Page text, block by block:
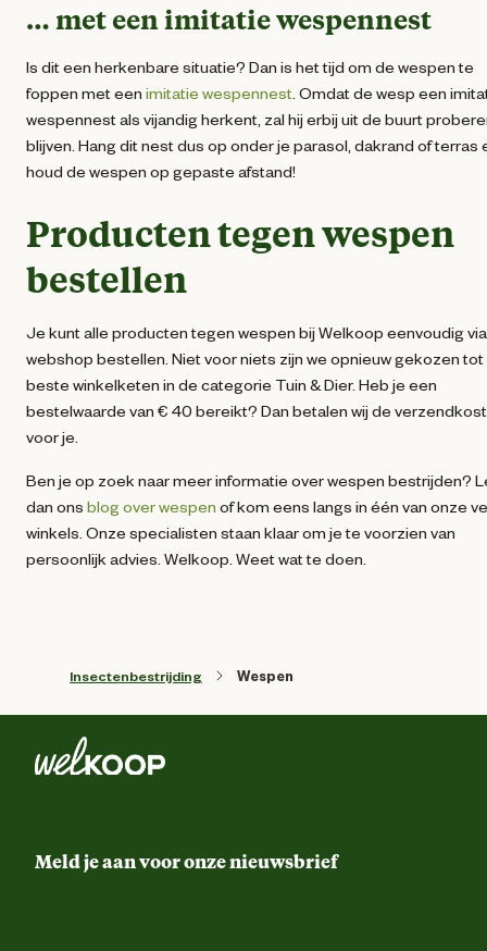
… met een imitatie wespennest
Is dit een herkenbare situatie? Dan is het tijd om de wespen te
foppen met een imitatie wespennest . Omdat de wesp een
wespennest als vijandig herkent, zal hij erbij uit de buurt
blijven. Hang dit nest dus op onder je parasol, dakrand of terras
houd de wespen op gepaste afstand!
Producten tegen wespen
bestellen
Je kunt alle producten tegen wespen bij Welkoop eenvoudig
webshop bestellen. Niet voor niets zijn we opnieuw gekozen
beste winkelketen in de categorie Tuin & Dier. Heb je een
bestelwaarde van € 40 bereikt? Dan betalen wij de
voor je.
Ben je op zoek naar meer informatie over wespen bestrijden?
dan ons blog over wespen of kom eens langs in één van onze
winkels. Onze specialisten staan klaar om je te voorzien van
persoonlijk advies. Welkoop. Weet wat te doen.
Insectenbestrijding Wespen
Meld je aan voor onze nieuwsbrief